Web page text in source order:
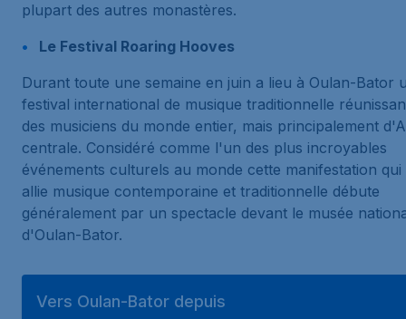
plupart des autres monastères.
Le Festival Roaring Hooves
Durant toute une semaine en juin a lieu à Oulan-Bator
festival international de musique traditionnelle
des musiciens du monde entier, mais principalement
centrale. Considéré comme l'un des plus incroyables
événements culturels au monde cette manifestation qui
allie musique contemporaine et traditionnelle débute
généralement par un spectacle devant le musée
d'Oulan-Bator.
Vers Oulan-Bator depuis